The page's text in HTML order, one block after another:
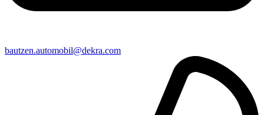
bautzen​.automobil@​dekra.com